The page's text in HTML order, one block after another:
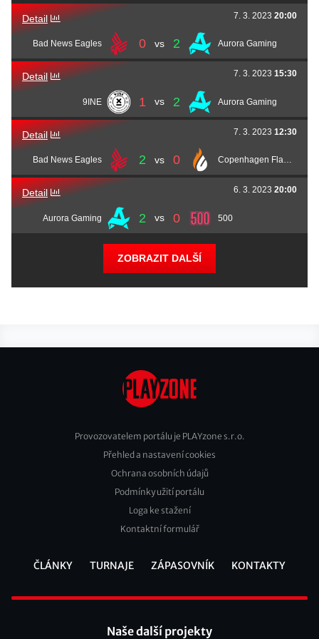
Joeljoel
DawidSaMey
lunAticCieślak
Detail
Bad News Eagles 0 vs 2 Aurora Gaming
7. 3. 2023 20:00
Detail
9INE 1 vs 2 Aurora Gaming
7. 3. 2023 15:30
Detail
Bad News Eagles 2 vs 0 Copenhagen Flames
7. 3. 2023 12:30
Detail
Aurora Gaming 2 vs 0 500
6. 3. 2023 20:00
ZOBRAZIT DALŠÍ
Footer
Provozovatelem portálu je PLAYzone s.r.o.
Přehled a nastavení cookies
Ochrana osobních údajů
Podmínky užití portálu
Loga ke stažení
Kontaktní formulář
ČLÁNKY TURNAJE ZÁPASOVNÍK KONTAKTY
Naše další projekty